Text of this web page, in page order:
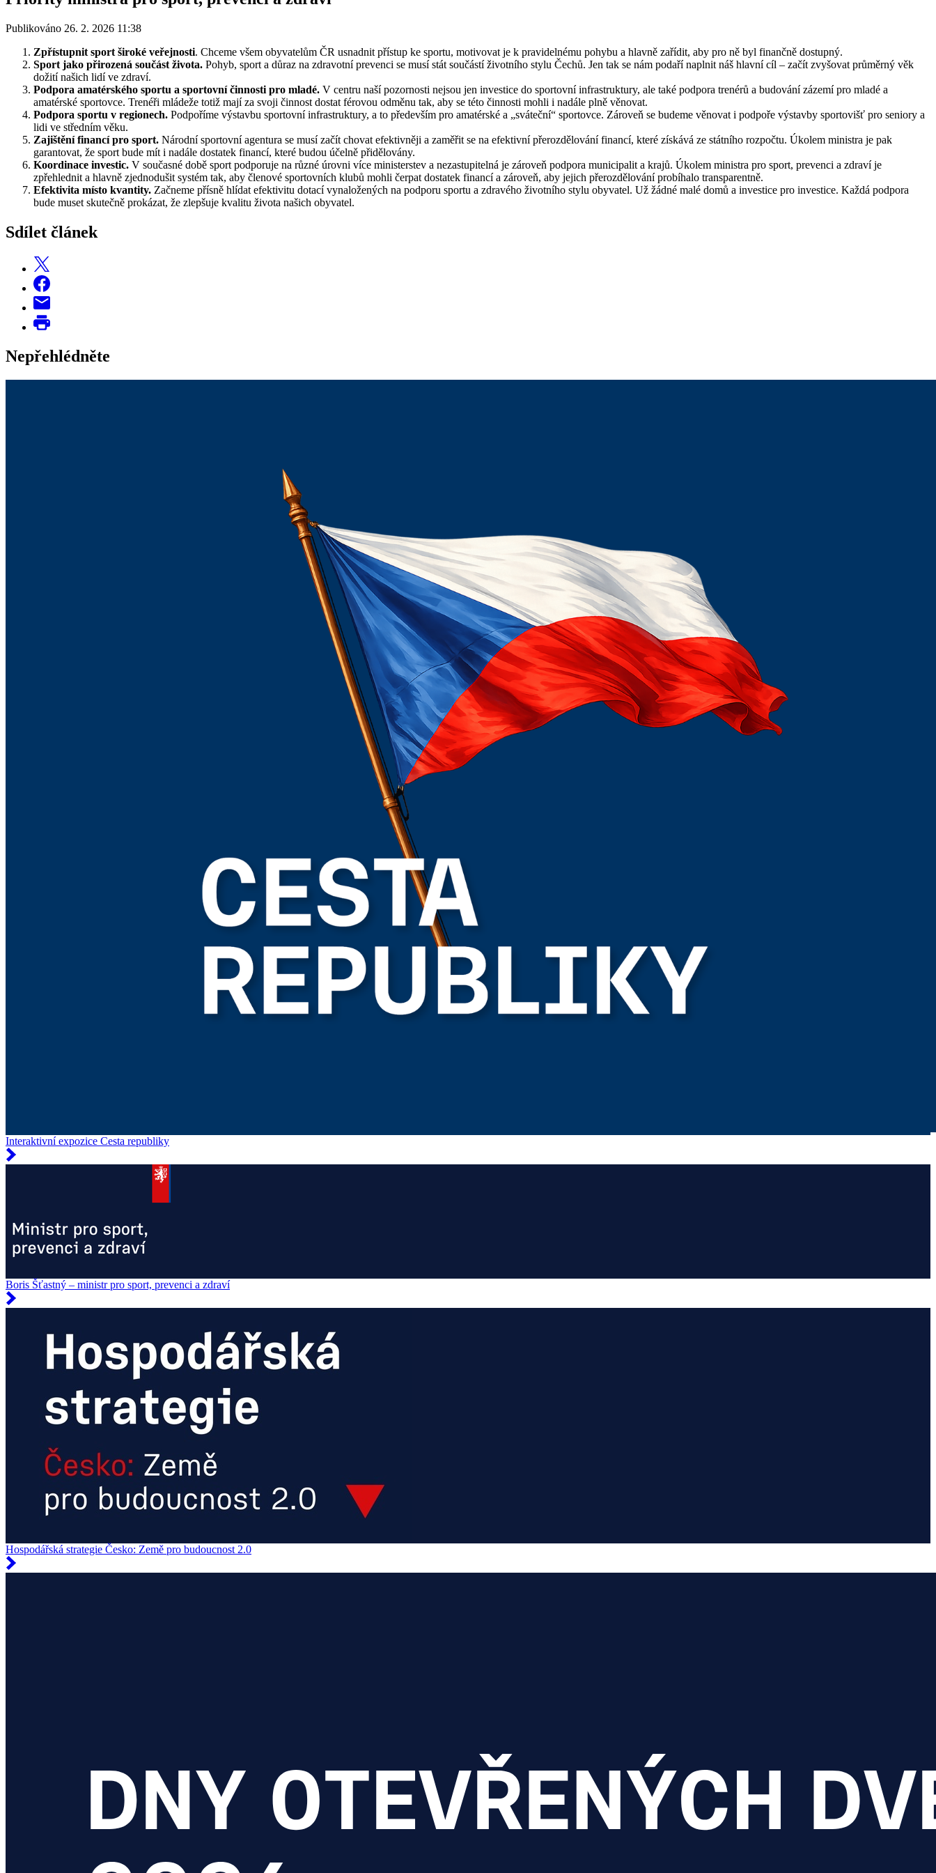
Publikováno 26. 2. 2026 11:38
Zpřístupnit sport široké veřejnosti. Chceme všem obyvatelům ČR usnadnit přístup ke sportu, motivovat je k pravidelnému pohybu a hlavně zařídit, aby pro ně byl finančně dostupný.
Sport jako přirozená součást života. Pohyb, sport a důraz na zdravotní prevenci se musí stát součástí životního stylu Čechů. Jen tak se nám podaří naplnit náš hlavní cíl – začít zvyšovat průměrný věk
dožití našich lidí ve zdraví.
Podpora amatérského sportu a sportovní činnosti pro mladé. V centru naší pozornosti nejsou jen investice do sportovní infrastruktury, ale také podpora trenérů a budování zázemí pro mladé a
amatérské sportovce. Trenéři mládeže totiž mají za svoji činnost dostat férovou odměnu tak, aby se této činnosti mohli i nadále plně věnovat.
Podpora sportu v regionech. Podpoříme výstavbu sportovní infrastruktury, a to především pro amatérské a „sváteční“ sportovce. Zároveň se budeme věnovat i podpoře výstavby sportovišť pro seniory a
lidi ve středním věku.
Zajištění financí pro sport. Národní sportovní agentura se musí začít chovat efektivněji a zaměřit se na efektivní přerozdělování financí, které získává ze státního rozpočtu. Úkolem ministra je pak
garantovat, že sport bude mít i nadále dostatek financí, které budou účelně přidělovány.
Koordinace investic. V současné době sport podporuje na různé úrovni více ministerstev a nezastupitelná je zároveň podpora municipalit a krajů. Úkolem ministra pro sport, prevenci a zdraví je
zpřehlednit a hlavně zjednodušit systém tak, aby členové sportovních klubů mohli čerpat dostatek financí a zároveň, aby jejich přerozdělování probíhalo transparentně.
Efektivita místo kvantity. Začneme přísně hlídat efektivitu dotací vynaložených na podporu sportu a zdravého životního stylu obyvatel. Už žádné malé domů a investice pro investice. Každá podpora
bude muset skutečně prokázat, že zlepšuje kvalitu života našich obyvatel.
Sdílet článek
Nepřehlédněte
Interaktivní expozice Cesta republiky
Boris Šťastný – ministr pro sport, prevenci a zdraví
Hospodářská strategie Česko: Země pro budoucnost 2.0